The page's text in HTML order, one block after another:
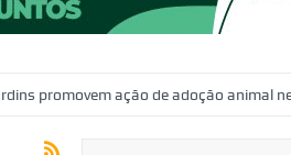
ação de adoção animal neste sábado